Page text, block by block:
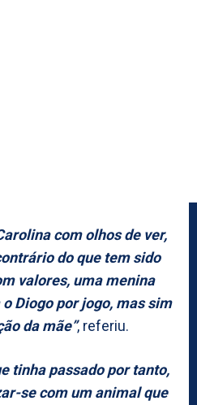
com olhos de ver,
do que tem sido
valores, uma menina
Diogo por jogo, mas sim
da mãe”, referiu.
tinha passado por tanto,
se com um animal que